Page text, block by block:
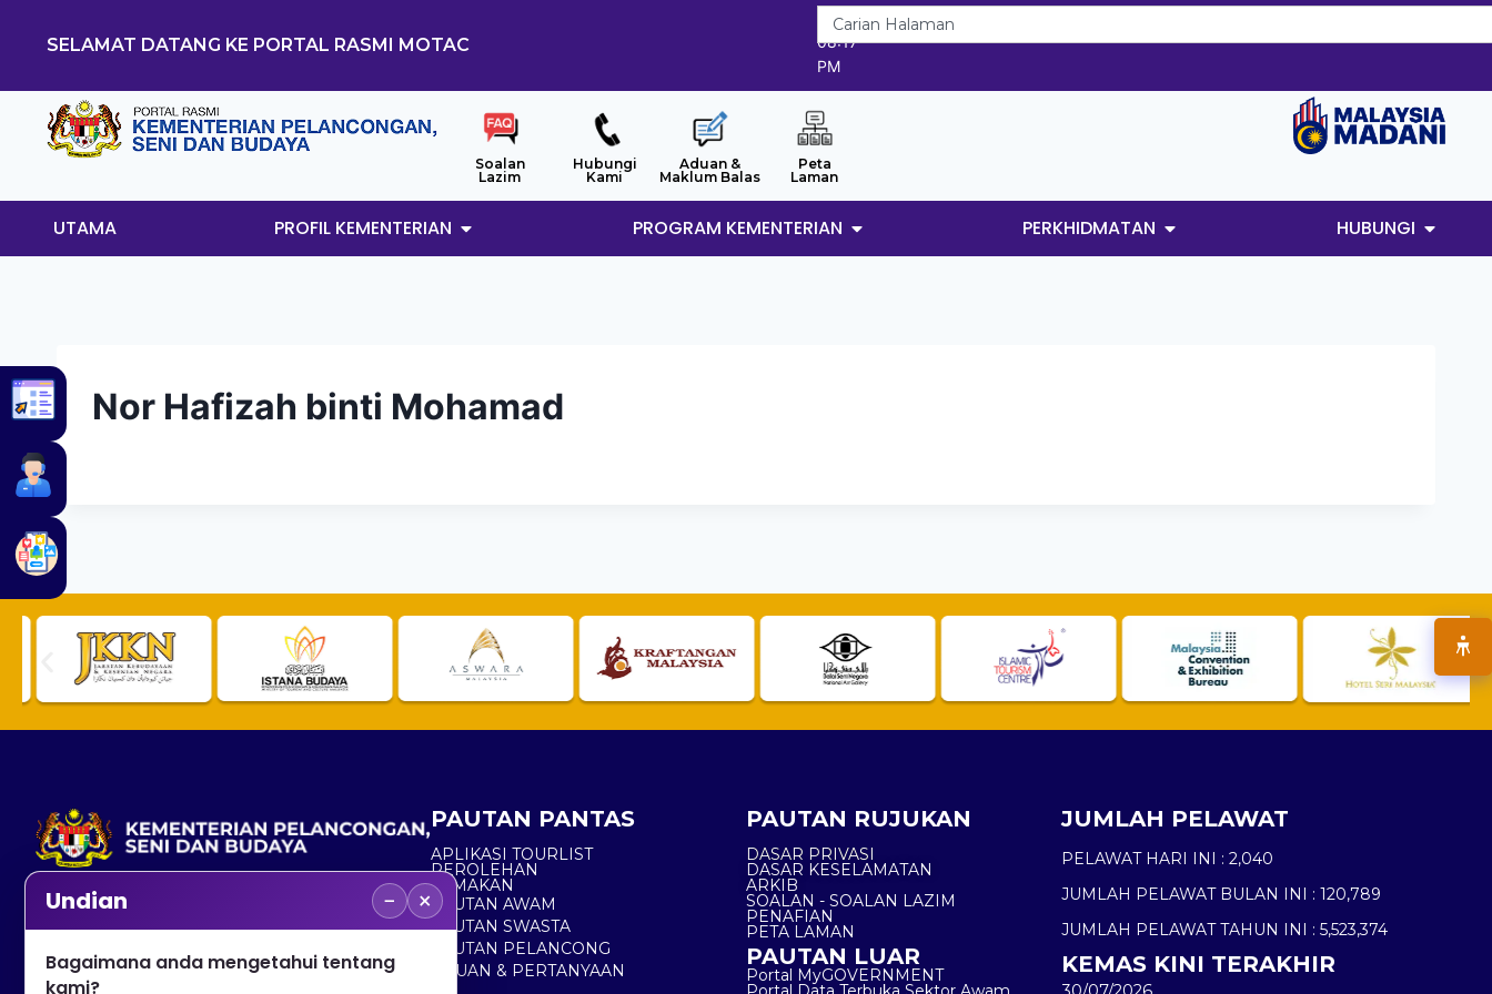
SELAMAT DATANG KE PORTAL RASMI MOTAC
7/8/2026
08:17
PM
Soalan
Lazim
Hubungi
Kami
Aduan &
Maklum Balas
Peta
Laman
UTAMA PROFIL KEMENTERIAN PROGRAM KEMENTERIAN PERKHIDMATAN HUBUNGI
Nor Hafizah binti Mohamad
No. 2, Menara 1, Jalan P5/6, Presint 5,
+603 8000 8000
PAUTAN PANTAS
APLIKASI TOURLIST
PEROLEHAN
SEMAKAN
PAUTAN AWAM
PAUTAN SWASTA
PAUTAN PELANCONG
ADUAN & PERTANYAAN
PAUTAN RUJUKAN
DASAR PRIVASI
DASAR KESELAMATAN
ARKIB
SOALAN - SOALAN LAZIM
PENAFIAN
PETA LAMAN
PAUTAN LUAR
Portal MyGOVERNMENT
JUMLAH PELAWAT
PELAWAT HARI INI : 2,040
JUMLAH PELAWAT BULAN INI : 120,789
JUMLAH PELAWAT TAHUN INI : 5,523,374
KEMAS KINI TERAKHIR
Undian − ×
Bagaimana anda mengetahui tentang
kami?